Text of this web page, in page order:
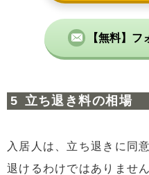
【無料】
立ち退き料の相場
入居人は、立ち退きに同
退けるわけではありません